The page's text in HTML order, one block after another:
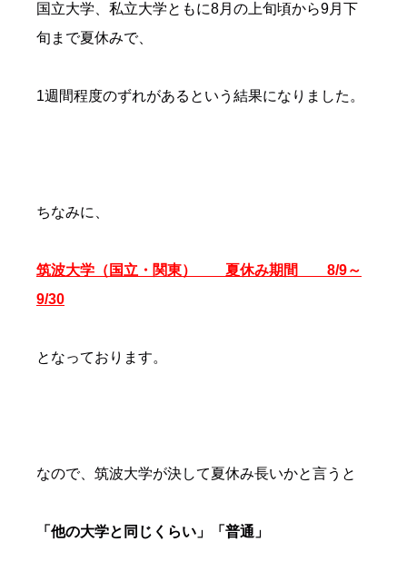
国立大学、私立大学ともに8月の上旬頃から9月下
旬まで夏休みで、
1週間程度のずれがあるという結果になりました。
ちなみに、
筑波大学（国立・関東） 夏休み期間 8/9～
9/30
となっております。
なので、筑波大学が決して夏休み長いかと言うと
「他の大学と同じくらい」「普通」